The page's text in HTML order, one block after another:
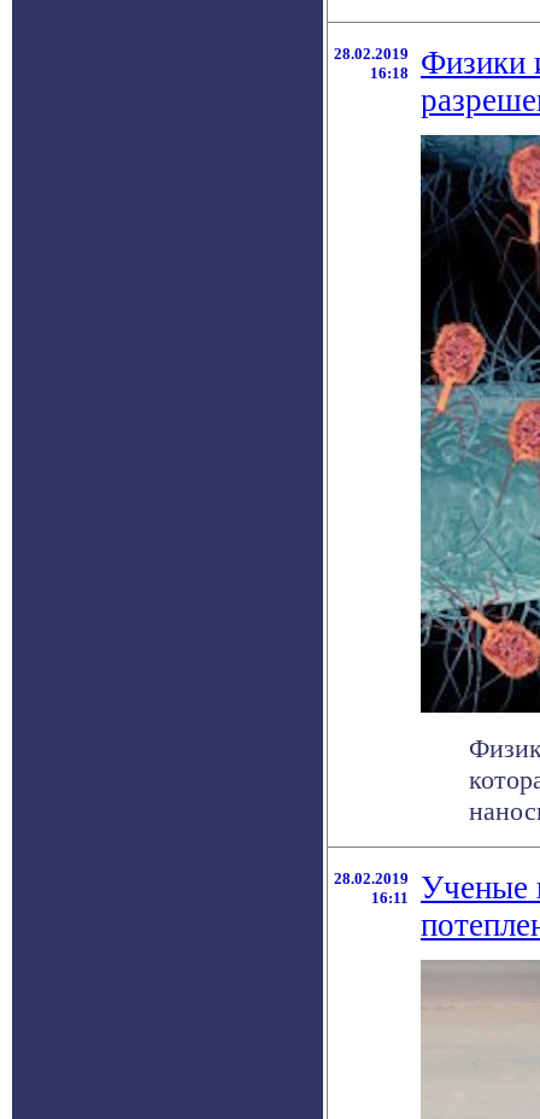
28.02.2019
16:18
Физики
28.02.2019
16:11
Ученые